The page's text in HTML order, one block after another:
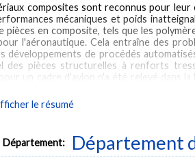
le résumé
composites sont reconnus pour
mécaniques et poids
pièces en composite, tels que les
l'aéronautique. Cela entraîne des
développements de procédés
des pièces structurelles à renforts
un cadre d'avion n'a été relevé dans
demandent beaucoup de
en général par une approche essai-
à ces problématiques, une réponse est
Le premier objectif consiste à
d'un cadre en service a servi de
Département: Département